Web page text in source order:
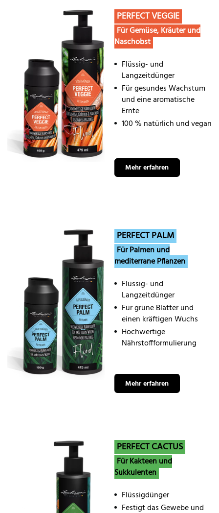
PERFECT VEGGIE
Für Gemüse, Kräuter und
Naschobst
Flüssig- und
Langzeitdünger
Für gesundes Wachstum
und eine aromatische
Ernte
100 % natürlich und vegan
Mehr erfahren
PERFECT PALM
Für Palmen und
mediterrane Pflanzen
Flüssig- und
Langzeitdünger
Für grüne Blätter und
einen kräftigen Wuchs
Hochwertige
Nährstoffformulierung
Mehr erfahren
PERFECT CACTUS
Für Kakteen und
Sukkulenten
Flüssigdünger
Festigt das Gewebe und